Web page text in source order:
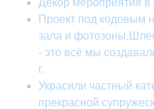
Декор мероприятия в
Проект под кодовым
зала и
- это всё мы
г.
Украсили частный
прекрасной